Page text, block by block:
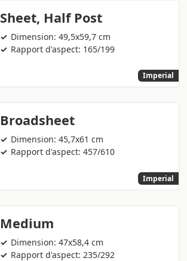
Sheet, Half Post
Dimension: 49,5x59,7 cm
Rapport d'aspect: 165/199
Imperial
Broadsheet
Dimension: 45,7x61 cm
Rapport d'aspect: 457/610
Imperial
Medium
Dimension: 47x58,4 cm
Rapport d'aspect: 235/292